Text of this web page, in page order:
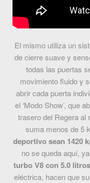
El mismo utiliza un
de cierre suave y
todas las puertas
movimiento fluido y
abrir cada puerta
el ‘Modo Show’, que
trasero del Regera al
suma menos de 5
deportivo sean 1420
no se queda aquí,
turbo V8 con 5.0 litros
eléctrica, hacen que